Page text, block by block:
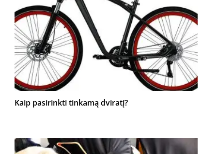
Kaip pasirinkti tinkamą dviratį?